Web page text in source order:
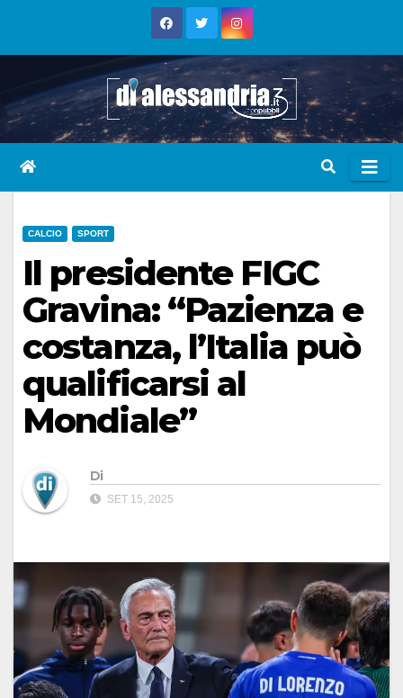
CALCIO SPORT
Il presidente FIGC
Gravina: “Pazienza e
costanza, l’Italia può
qualificarsi al
Mondiale”
Di
SET 15, 2025